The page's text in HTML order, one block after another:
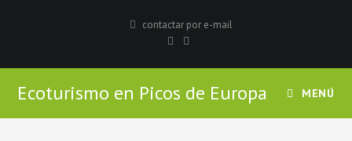
contactar por e-mail
Ecoturismo en Picos de Europa MENÚ